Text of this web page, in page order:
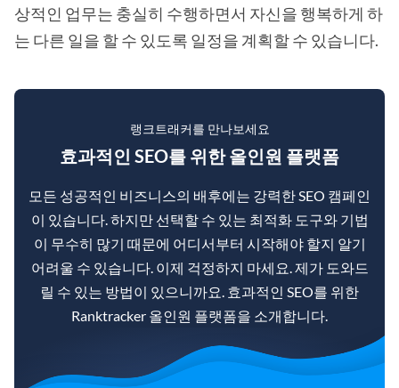
상적인 업무는 충실히 수행하면서 자신을 행복하게 하
는 다른 일을 할 수 있도록 일정을 계획할 수 있습니다.
랭크트래커를 만나보세요
효과적인 SEO를 위한 올인원 플랫폼
모든 성공적인 비즈니스의 배후에는 강력한 SEO 캠페인
이 있습니다. 하지만 선택할 수 있는 최적화 도구와 기법
이 무수히 많기 때문에 어디서부터 시작해야 할지 알기
어려울 수 있습니다. 이제 걱정하지 마세요. 제가 도와드
릴 수 있는 방법이 있으니까요. 효과적인 SEO를 위한
Ranktracker 올인원 플랫폼을 소개합니다.